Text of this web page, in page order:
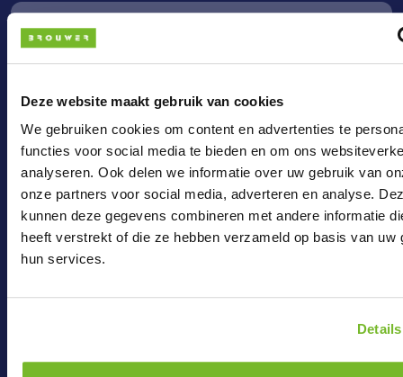
Deze website maakt gebruik van cookies
We gebruiken cookies om content en advertenties te
functies voor social media te bieden en om ons
analyseren. Ook delen we informatie over uw gebruik van
onze partners voor social media, adverteren en analyse.
kunnen deze gegevens combineren met andere informatie
heeft verstrekt of die ze hebben verzameld op basis van uw
hun services.
Bel ons
Bel +31 (0)36 - 3033024
Mail ons